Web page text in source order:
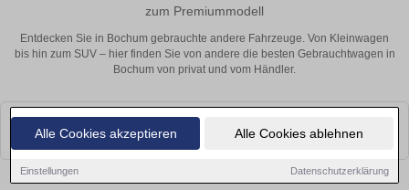
Alle Cookies akzeptieren Alle Cookies ablehnen
Einstellungen Datenschutzerklärung
zum Premiummodell
Entdecken Sie in Bochum gebrauchte andere Fahrzeuge. Von Kleinwagen
bis hin zum SUV – hier finden Sie von andere die besten Gebrauchtwagen in
Bochum von privat und vom Händler.
Leider konnten wir derzeit keine passenden Autos finden. Schauen Sie
bald wieder vorbei!